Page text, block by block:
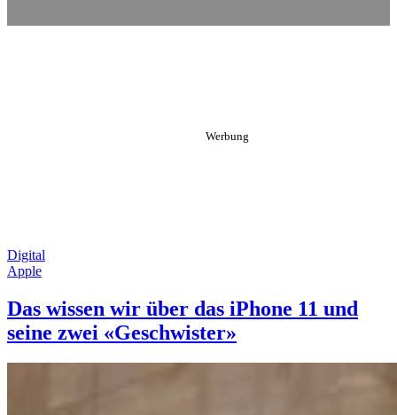
Digital
Apple
Das wissen wir über das iPhone 11 und
seine zwei «Geschwister»